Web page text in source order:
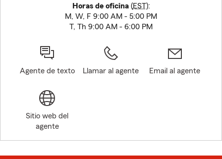
Horas de oficina(EST):
M, W, F 9:00 AM - 5:00 PM
T, Th 9:00 AM - 6:00 PM
Agente de texto Llamar al agente Email al agente
Sitio web del
agente